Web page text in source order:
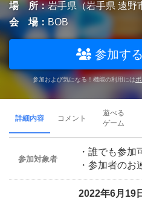
場 所：岩手県（岩手県 遠野
会 場： BOB
参加する
参加および気になる！機能の利用には
詳細内容 コメント
遊べる
ゲーム
参加対象者
・誰でも参加
・参加者のお
2022年6月19